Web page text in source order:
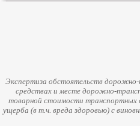
Экспертиза обстоятельств дорожно-
средствах и месте дорожно-
товарной стоимости транспортных
ущерба (в т.ч. вреда здоровью) с